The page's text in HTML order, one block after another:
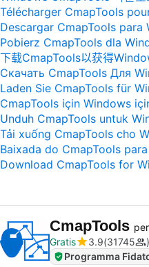
Télécharger CmapTools
Descargar CmapTools para
Pobierz CmapTools dla
下载CmapTools以获得
Скачать CmapTools Для
Laden Sie CmapTools für
CmapTools için Windows
Unduh CmapTools untuk
Tải xuống CmapTools cho
Baixada do CmapTools
Download CmapTools for
CmapTools
Gratis
3.9 31745
Programma